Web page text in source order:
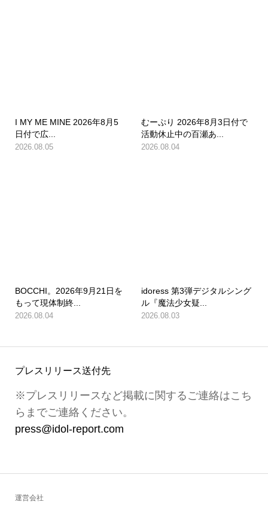
I MY ME MINE 2026年8月5
日付で広...
2026.08.05
むーぷり 2026年8月3日付で
活動休止中の百瀬あ...
2026.08.04
BOCCHI。2026年9月21日を
もって現体制終...
2026.08.04
idoress 第3弾デジタルシング
ル『魔法少女疑...
2026.08.03
プレスリリース送付先
※プレスリリースなど掲載に関するご連絡はこち
らまでご連絡ください。
press@idol-report.com
運営会社